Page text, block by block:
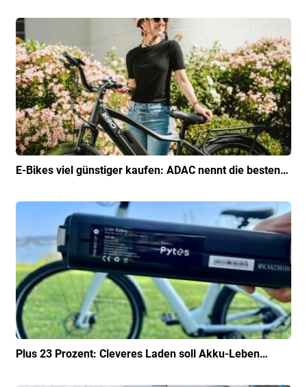
E-Bikes viel günstiger kaufen: ADAC nennt die besten…
Plus 23 Prozent: Cleveres Laden soll Akku-Leben…